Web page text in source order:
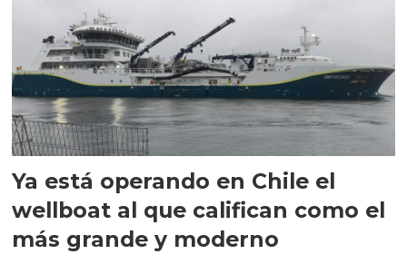
Ya está operando en Chile el
wellboat al que califican como el
más grande y moderno